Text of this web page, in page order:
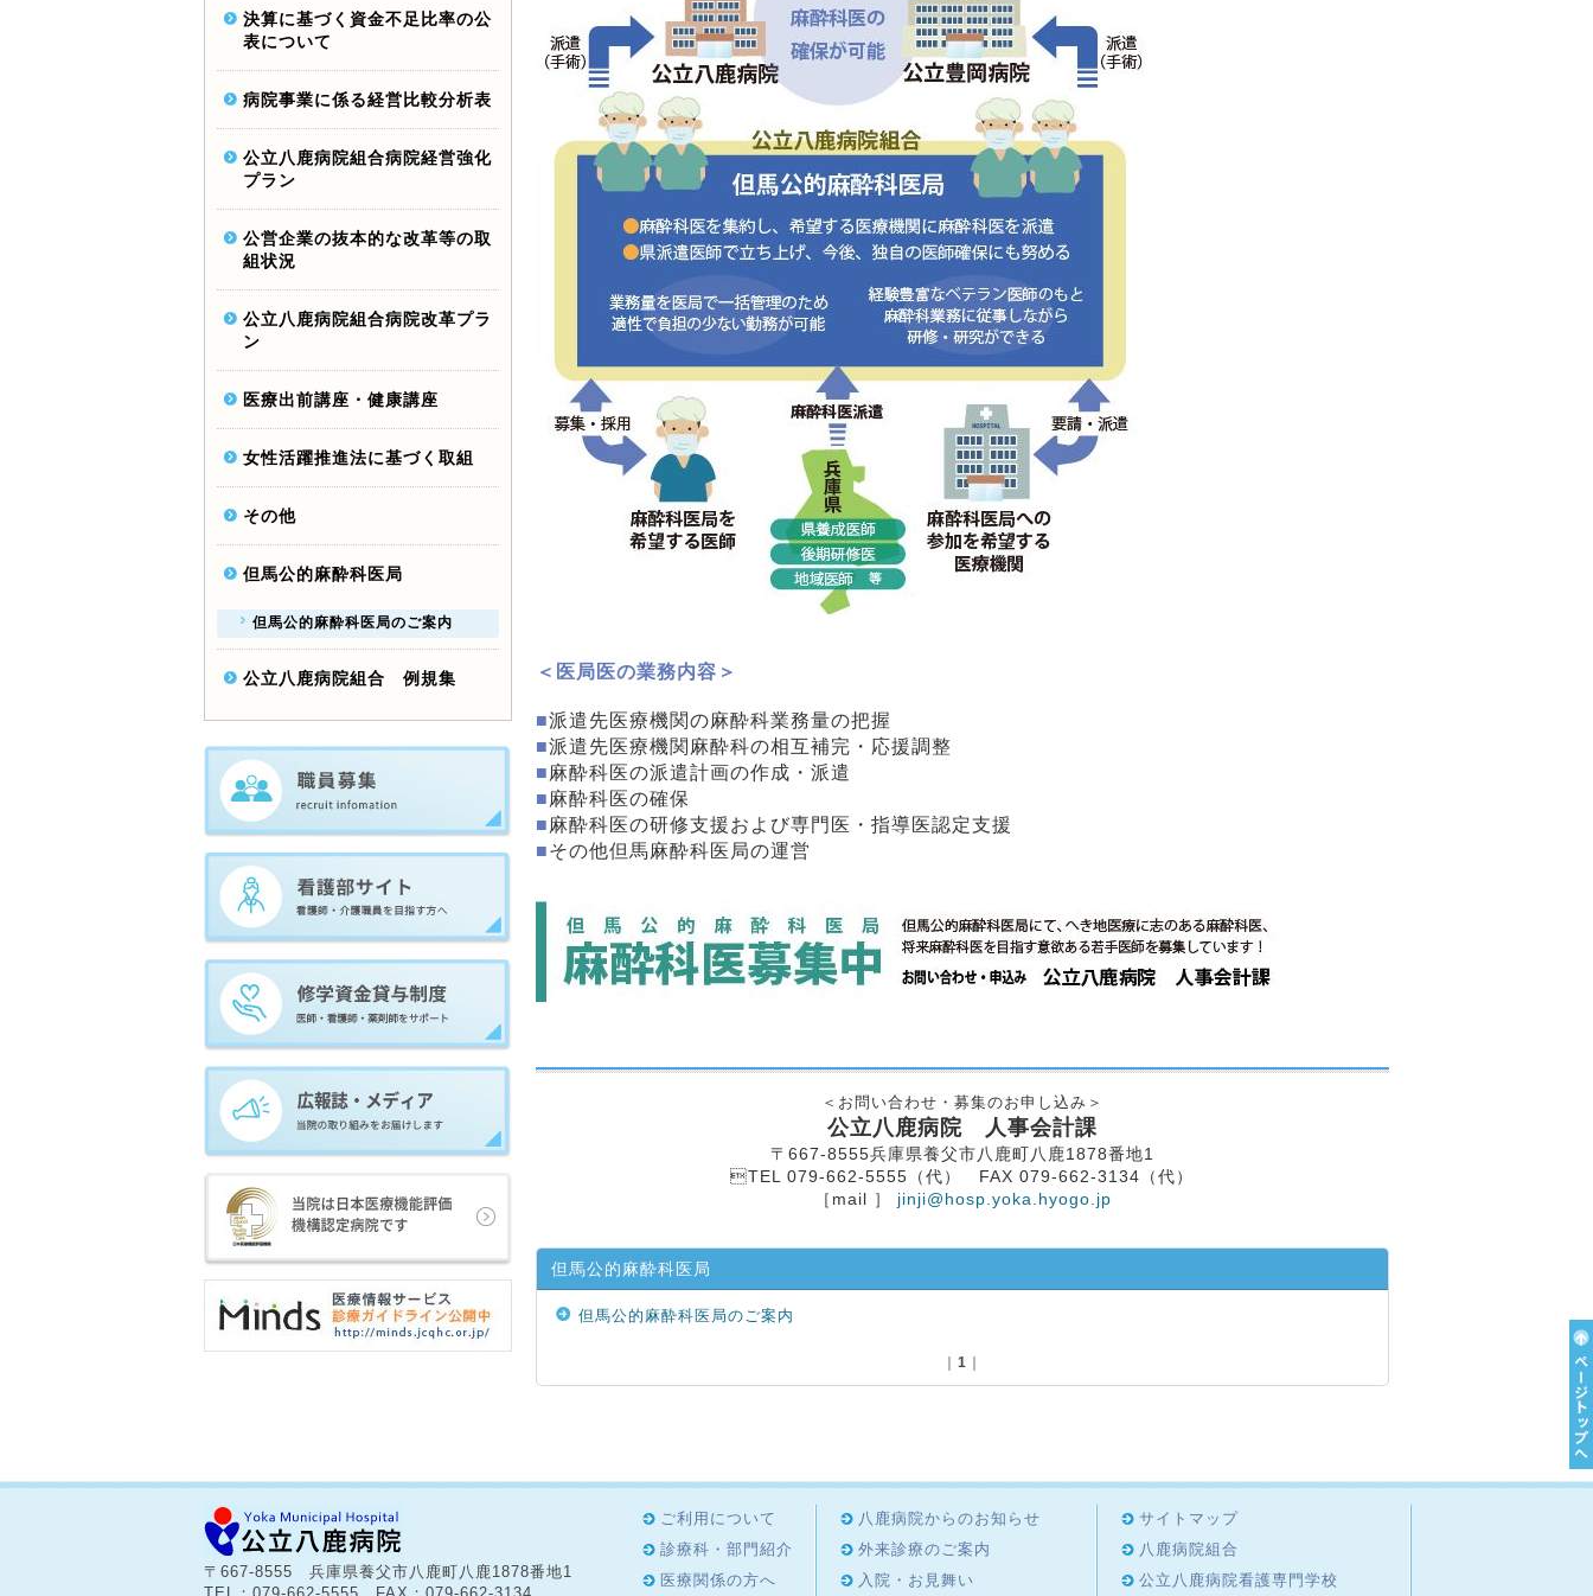
＜医局医の業務内容＞
■派遣先医療機関の麻酔科業務量の把握
■派遣先医療機関麻酔科の相互補完・応援調整
■麻酔科医の派遣計画の作成・派遣
■麻酔科医の確保
■麻酔科医の研修支援および専門医・指導医認定支援
■その他但馬麻酔科医局の運営
＜お問い合わせ・募集のお申し込み＞
公立八鹿病院 人事会計課
〒667-8555兵庫県養父市八鹿町八鹿1878番地1
TEL 079-662-5555（代） FAX 079-662-3134（代）
［mail ］ jinji@hosp.yoka.hyogo.jp
但馬公的麻酔科医局
但馬公的麻酔科医局のご案内
1
決算に基づく資金不足比率の公
表について
病院事業に係る経営比較分析表
公立八鹿病院組合病院経営強化
プラン
公営企業の抜本的な改革等の取
組状況
公立八鹿病院組合病院改革プラ
ン
医療出前講座・健康講座
女性活躍推進法に基づく取組
その他
但馬公的麻酔科医局
但馬公的麻酔科医局のご案内
公立八鹿病院組合 例規集
〒667-8555 兵庫県養父市八鹿町八鹿1878番地1
ご利用について
診療科・部門紹介
医療関係の方へ
八鹿病院からのお知らせ
外来診療のご案内
入院・お見舞い
サイトマップ
八鹿病院組合
公立八鹿病院看護専門学校